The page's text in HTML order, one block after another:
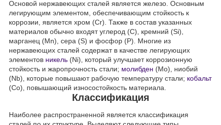
Основой нержавеющих сталей является железо. Основным
легирующим элементом, обеспечивающим стойкость к
коррозии, является хром (Cr). Также в состав указанных
материалов обычно входят углерод (C), кремний (Si),
марганец (Mn), сера (S) и фосфор (P). Многие из
нержавеющих сталей содержат в качестве легирующих
элементов никель (Ni), который улучшает коррозионную
стойкость и жаропрочность стали; молибден (Mo), ниобий
(Nb), которые повышают рабочую температуру стали; кобальт
(Co), повышающий износостойкость материала.
Классификация
Наиболее распространенной является классификация